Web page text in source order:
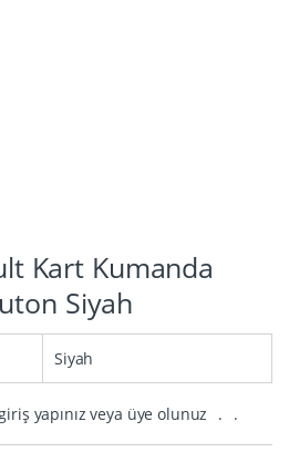
Kart Kumanda
Siyah
Siyah
yapınız veya üye olunuz . .